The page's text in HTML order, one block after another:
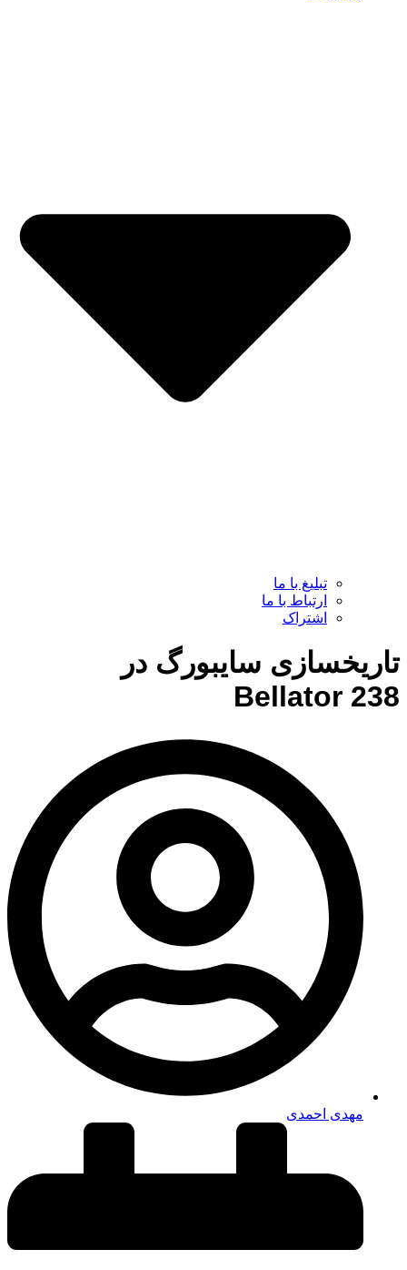
تبلیغ با ما
ارتباط با ما
اشتراک
تاریخسازی سایبورگ در
Bellator 238
مهدی احمدی